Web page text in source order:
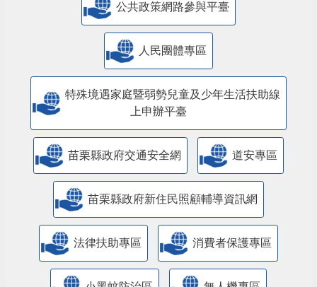
公共政策網路參與平臺
人民團體專區
特殊境遇家庭暨弱勢兒童及少年生活扶助線
上申辦平臺
苗栗縣政府交通安全網 道安專區
苗栗縣政府新住民照顧輔導資訊網
法律扶助專區 消費者保護專區